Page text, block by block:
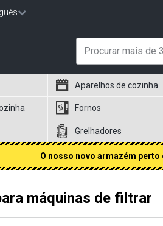
Aparelhos de cozinha
Fornos
Grelhadores
O nosso novo armazém
máquinas de filtrar